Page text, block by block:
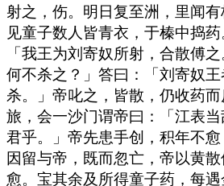
射之，伤。明日复至洲，里闻有
见童子数人皆青衣，于榛中捣药
「我王为刘寄奴所射，合散傅
何不杀之？」答曰：「刘寄奴
杀。」帝叱之，皆散，仍收药
旅，会一沙门谓帝曰：「江表
君乎。」帝先患手创，积年不愈
因留与帝，既而忽亡，帝以黄
愈。宝其余及所得童子药，每遇